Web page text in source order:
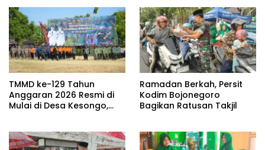
TMMD ke-129 Tahun
Anggaran 2026 Resmi di
Mulai di Desa Kesongo,
Ramadan Berkah, Persit
Kodim Bojonegoro
Bagikan Ratusan Takjil